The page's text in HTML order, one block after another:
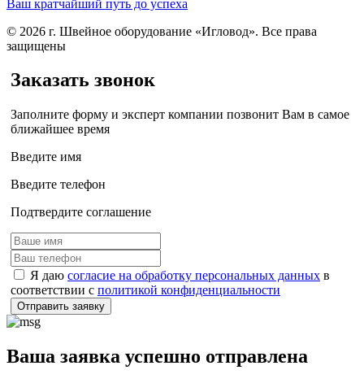
Ваш кратчайший путь до успеха
© 2026 г. Швейное оборудование «Игловод». Все права
защищены
Заказать звонок
Заполните форму и эксперт компании позвонит Вам в самое
ближайшее время
Введите имя
Введите телефон
Подтвердите соглашение
Я даю согласие на обработку персональных данных в
соответствии с политикой конфиденциальности
Отправить заявку
Ваша заявка успешно отправлена